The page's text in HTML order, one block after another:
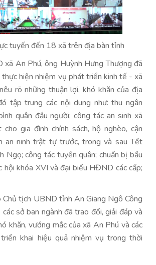
tuyến đến 18 xã trên địa bàn tỉnh
xã An Phú, ông Huỳnh Hưng Thượng đã
hiện nhiệm vụ phát triển kinh tế - xã
rõ những thuận lợi, khó khăn của địa
tập trung các nội dung như: thu ngân
quân đầu người; công tác an sinh xã
gia đình chính sách, hộ nghèo, cận
an ninh trật tự trước, trong và sau Tết
Ngọ; công tác tuyển quân; chuẩn bị bầu
hội khóa XVI và đại biểu HĐND các cấp;
Chủ tịch UBND tỉnh An Giang Ngô Công
sở ban ngành đã trao đổi, giải đáp và
khăn, vướng mắc của xã An Phú và các
khai hiệu quả nhiệm vụ trong thời